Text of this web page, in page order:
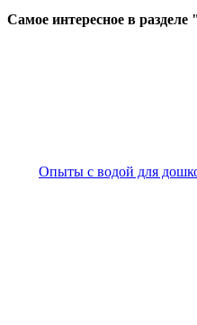
Самое интересное в
Опыты с водой для